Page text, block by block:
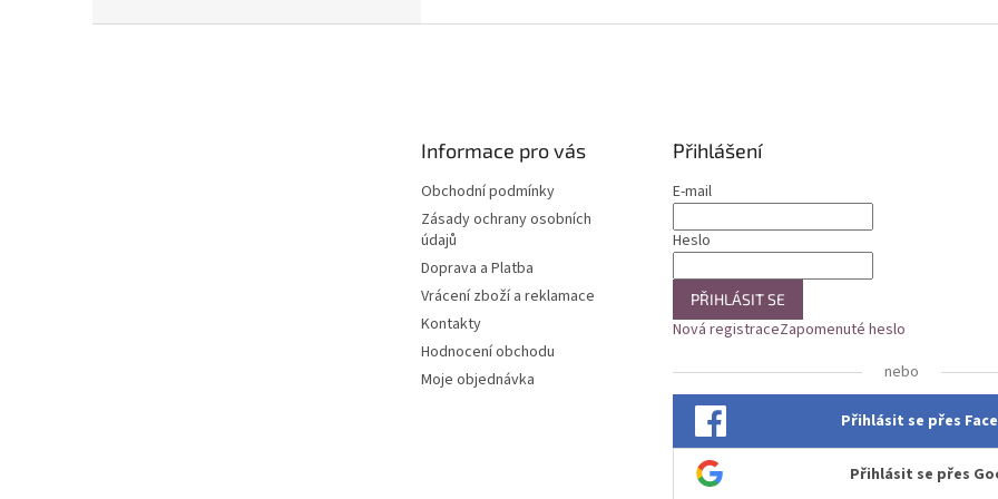
Informace pro vás
Obchodní podmínky
Zásady ochrany osobních
údajů
Doprava a Platba
Vrácení zboží a reklamace
Kontakty
Hodnocení obchodu
Moje objednávka
Přihlášení
E-mail
Heslo
PŘIHLÁSIT SE
Nová registraceZapomenuté heslo
nebo
Přihlásit se přes
Přihlásit se přes